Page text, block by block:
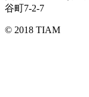
谷町7-2-7
© 2018 TIAM